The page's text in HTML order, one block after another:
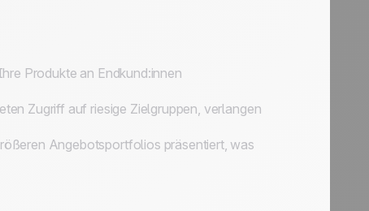
Produkte an Endkund:innen
Zugriff auf riesige Zielgruppen, verlangen
Angebotsportfolios präsentiert, was